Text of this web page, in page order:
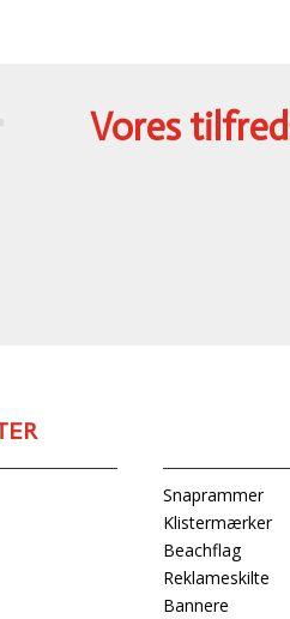
Vores
Snaprammer
Klistermærker
Beachflag
Reklameskilte
Bannere